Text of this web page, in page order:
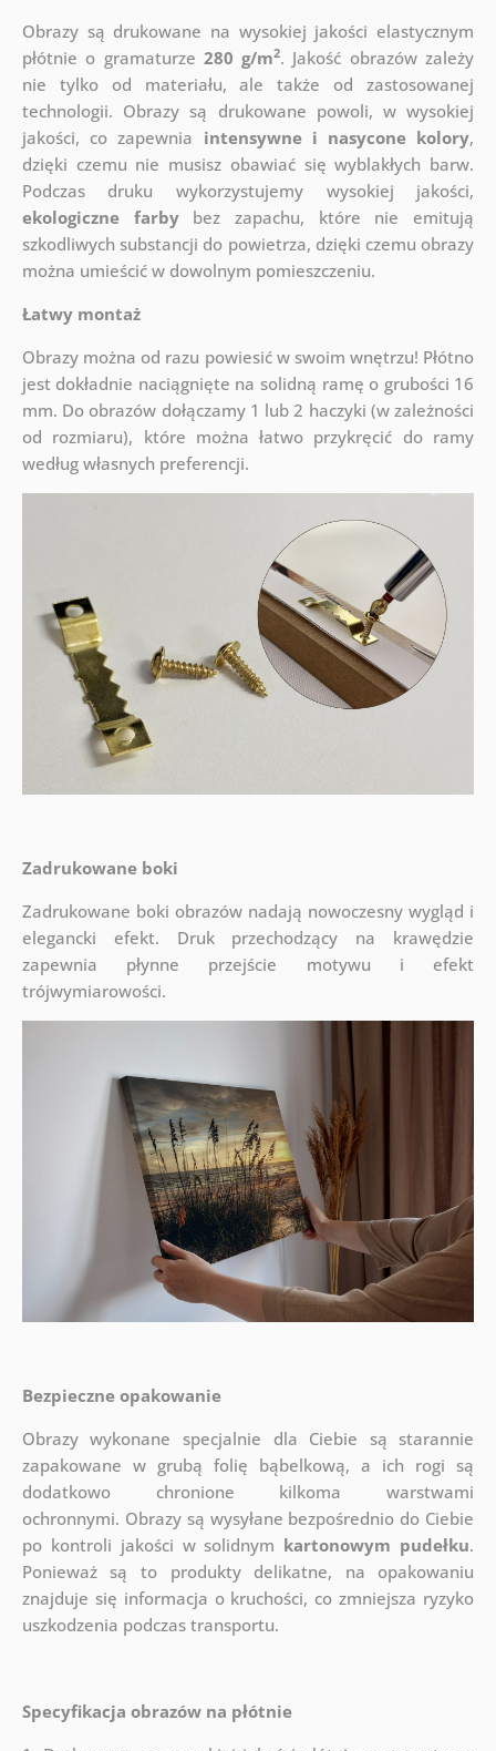
Obrazy są drukowane na wysokiej jakości elastycznym
płótnie o gramaturze 280 g/m2. Jakość obrazów zależy
nie tylko od materiału, ale także od zastosowanej
technologii. Obrazy są drukowane powoli, w wysokiej
jakości, co zapewnia intensywne i nasycone kolory,
dzięki czemu nie musisz obawiać się wyblakłych barw.
Podczas druku wykorzystujemy wysokiej jakości,
ekologiczne farbybez zapachu, które nie emitują
szkodliwych substancji do powietrza, dzięki czemu obrazy
można umieścić w dowolnym pomieszczeniu.
Łatwy montaż
Obrazy można od razu powiesić w swoim wnętrzu! Płótno
jest dokładnie naciągnięte na solidną ramę o grubości 16
mm. Do obrazów dołączamy 1 lub 2 haczyki (w zależności
od rozmiaru), które można łatwo przykręcić do ramy
według własnych preferencji.
Zadrukowane boki
Zadrukowane boki obrazów nadają nowoczesny wygląd i
elegancki efekt. Druk przechodzący na krawędzie
zapewnia płynne przejście motywu i efekt
trójwymiarowości.
Bezpieczne opakowanie
Obrazy wykonane specjalnie dla Ciebie są starannie
zapakowane w grubą folię bąbelkową, a ich rogi są
dodatkowo chronione kilkoma warstwami
ochronnymi. Obrazy są wysyłane bezpośrednio do Ciebie
po kontroli jakości w solidnym kartonowym pudełku.
Ponieważ są to produkty delikatne, na opakowaniu
znajduje się informacja o kruchości, co zmniejsza ryzyko
uszkodzenia podczas transportu.
Specyfikacja obrazów na płótnie